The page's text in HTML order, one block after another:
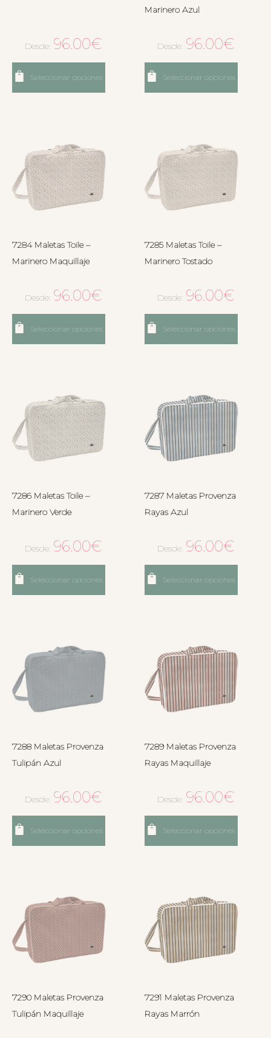
Desde: 96.00€
Seleccionar opciones
Marinero Azul
Desde: 96.00€
Seleccionar opciones
7284 Maletas Toile –
Marinero Maquillaje
Desde: 96.00€
Seleccionar opciones
7285 Maletas Toile –
Marinero Tostado
Desde: 96.00€
Seleccionar opciones
7286 Maletas Toile –
Marinero Verde
Desde: 96.00€
Seleccionar opciones
7287 Maletas Provenza
Rayas Azul
Desde: 96.00€
Seleccionar opciones
7288 Maletas Provenza
Tulipán Azul
Desde: 96.00€
Seleccionar opciones
7289 Maletas Provenza
Rayas Maquillaje
Desde: 96.00€
Seleccionar opciones
7290 Maletas Provenza
Tulipán Maquillaje
7291 Maletas Provenza
Rayas Marrón